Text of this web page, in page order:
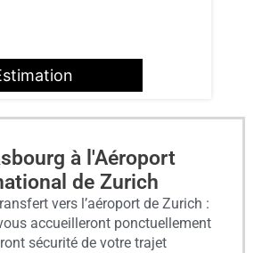
à l'Aéroport
de Zurich
vers l’aéroport de Zurich :
accueilleront ponctuellement
sécurité de votre trajet